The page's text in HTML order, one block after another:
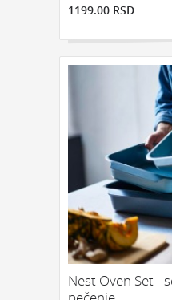
1199.00 RSD
Nest Oven Set -